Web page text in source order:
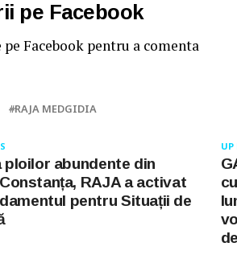
pe Facebook
Facebook pentru a comenta
RAJA MEDGIDIA
UP
ploilor abundente din
RAJA a activat
pentru Situații de